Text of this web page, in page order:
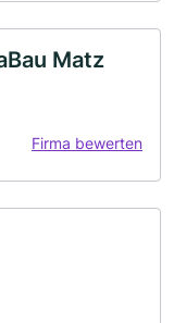
Matz
Firma bewerten